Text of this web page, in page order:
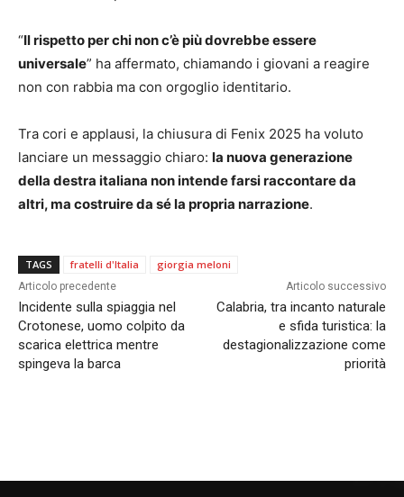
“Il rispetto per chi non c’è più dovrebbe essere
universale” ha affermato, chiamando i giovani a reagire
non con rabbia ma con orgoglio identitario.
Tra cori e applausi, la chiusura di Fenix 2025 ha voluto
lanciare un messaggio chiaro: la nuova generazione
della destra italiana non intende farsi raccontare da
altri, ma costruire da sé la propria narrazione.
TAGS fratelli d'Italia giorgia meloni
Articolo precedente
Incidente sulla spiaggia nel
Crotonese, uomo colpito da
scarica elettrica mentre
spingeva la barca
Articolo successivo
Calabria, tra incanto naturale
e sfida turistica: la
destagionalizzazione come
priorità